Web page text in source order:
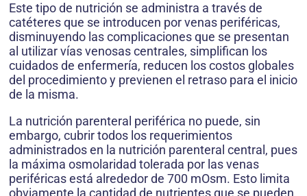
Este tipo de nutrición se administra a través de
catéteres que se introducen por venas periféricas,
disminuyendo las complicaciones que se presentan
al utilizar vías venosas centrales, simplifican los
cuidados de enfermería, reducen los costos globales
del procedimiento y previenen el retraso para el inicio
de la misma.
La nutrición parenteral periférica no puede, sin
embargo, cubrir todos los requerimientos
administrados en la nutrición parenteral central, pues
la máxima osmolaridad tolerada por las venas
periféricas está alrededor de 700 mOsm. Esto limita
obviamente la cantidad de nutrientes que se pueden